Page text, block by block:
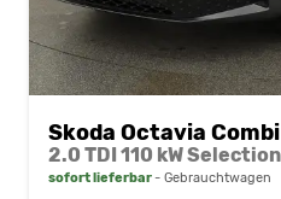
Skoda Octavia Combi
sofort lieferbar Gebrauchtwagen